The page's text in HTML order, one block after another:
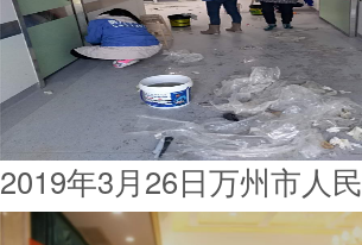
2019年3月26日万州市人民